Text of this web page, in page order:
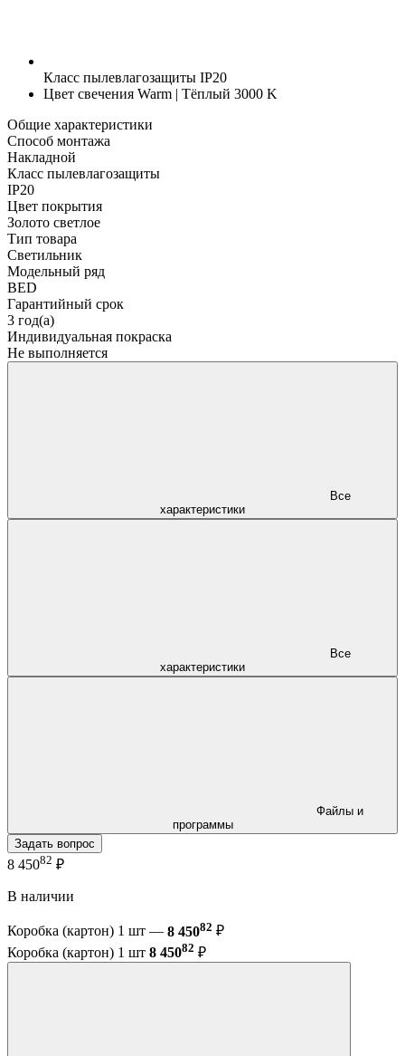
Класс пылевлагозащиты IP20
Цвет свечения Warm | Тёплый 3000 K
Общие характеристики
Способ монтажа
Накладной
Класс пылевлагозащиты
IP20
Цвет покрытия
Золото светлое
Тип товара
Светильник
Модельный ряд
BED
Гарантийный срок
3 год(а)
Индивидуальная покраска
Не выполняется
характеристики
характеристики
программы
Задать вопрос
8 45082 ₽
В наличии
Коробка (картон) 1 шт — 8 45082 ₽
Коробка (картон) 1 шт 8 45082 ₽